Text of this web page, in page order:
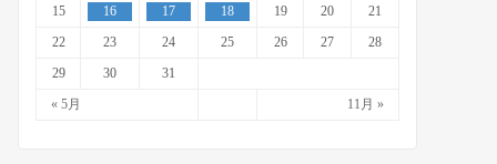
« 5月 11月 »
15
16 17 18 19 20
21
22
23 24 25 26 27
28
29
30 31